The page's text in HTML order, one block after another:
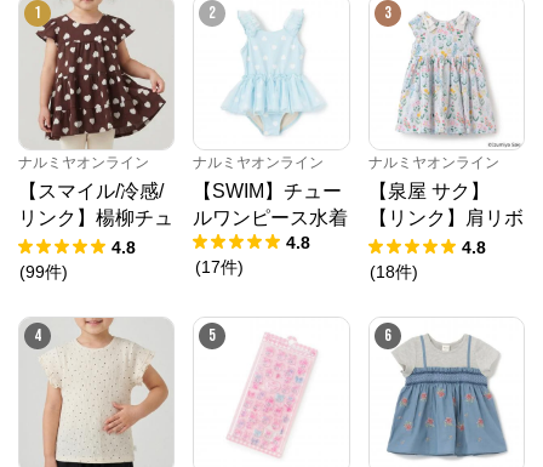
1
ナルミヤオンライン
【スマイル/冷感/
リンク】楊柳チュ
ニック
4.8
(99件)
2
ナルミヤオンライン
【SWIM】チュー
ルワンピース水着
4.8
(17件)
3
ナルミヤオンライン
【泉屋 サク】
【リンク】肩リボ
ンフラワーキャッ
トワンピース
4.8
(18件)
4 5 6